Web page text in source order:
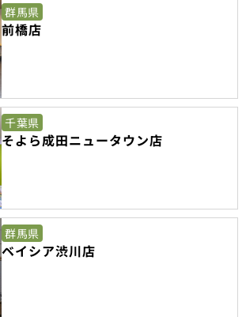
群馬県
前橋店
千葉県
そよら成田ニュータウン店
群馬県
ベイシア渋川店